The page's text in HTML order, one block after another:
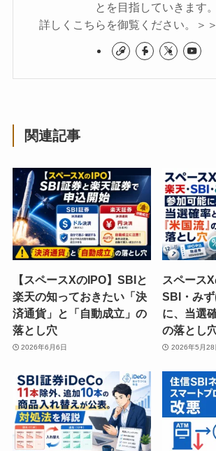
とを目指していきます。
詳しくこちらを御覧ください。＞＞
関連記事
【スペースXのIPO】SBIと
楽天の知っておきたい「決
済通貨」と「自動成立」の
落とし穴
2026年6月6日
スペース
SBI・み
に、当選
の落とし
2026年5月28